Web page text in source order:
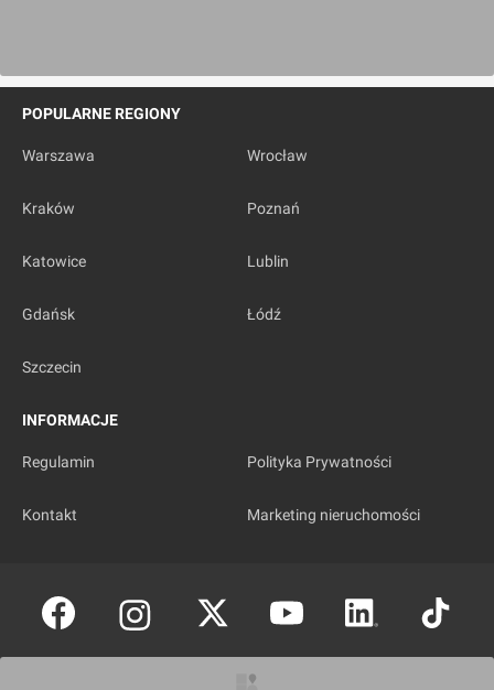
POPULARNE REGIONY
Warszawa Wrocław
Kraków Poznań
Katowice Lublin
Gdańsk Łódź
Szczecin
INFORMACJE
Regulamin Polityka Prywatności
Kontakt Marketing nieruchomości